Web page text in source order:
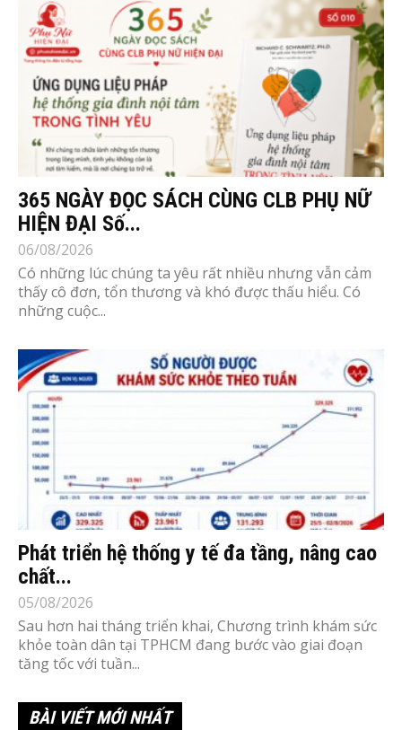
365 NGÀY ĐỌC SÁCH CÙNG CLB PHỤ NỮ
HIỆN ĐẠI Số...
06/08/2026
Có những lúc chúng ta yêu rất nhiều nhưng vẫn cảm
thấy cô đơn, tổn thương và khó được thấu hiểu. Có
những cuộc...
Phát triển hệ thống y tế đa tầng, nâng cao
chất...
05/08/2026
Sau hơn hai tháng triển khai, Chương trình khám sức
khỏe toàn dân tại TPHCM đang bước vào giai đoạn
tăng tốc với tuần...
BÀI VIẾT MỚI NHẤT